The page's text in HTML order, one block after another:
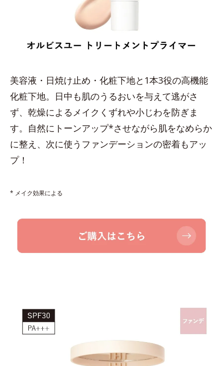
美容液・日焼け止め・化粧下地と1本3役の高機能
化粧下地。日中も肌のうるおいを与えて逃がさ
ず、乾燥によるメイクくずれや小じわを防ぎま
す。自然にトーンアップ*させながら肌をなめらか
に整え、次に使うファンデーションの密着もアッ
プ！
* メイク効果による